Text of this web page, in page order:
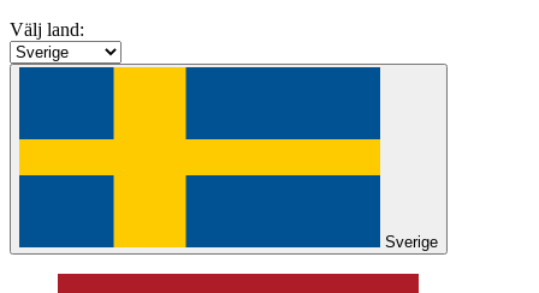
Välj land:
Sverige